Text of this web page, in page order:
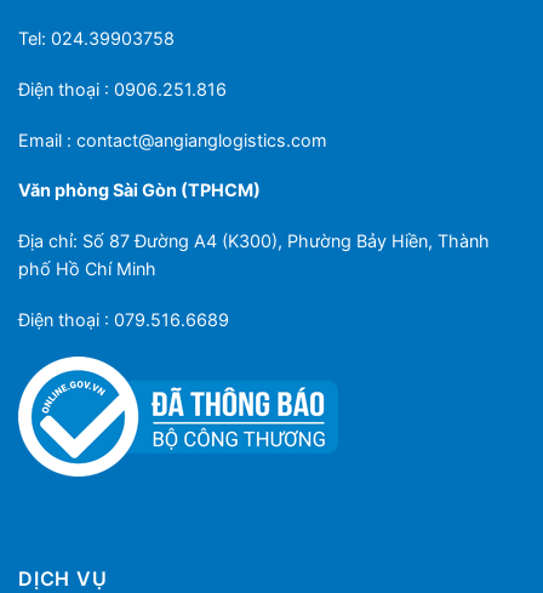
Tel: 024.39903758
Điện thoại : 0906.251.816
Email : contact@angianglogistics.com
Văn phòng Sài Gòn (TPHCM)
Địa chỉ: Số 87 Đường A4 (K300), Phường Bảy Hiền, Thành
phố Hồ Chí Minh
Điện thoại : 079.516.6689
DỊCH VỤ